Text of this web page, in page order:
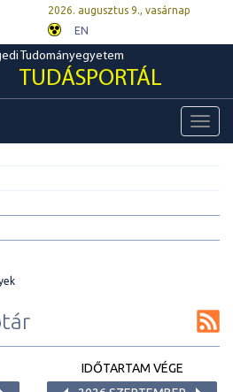
2026. augusztus 9., vasárnap
EN
Tudományegyetem
TUDÁSPORTÁL
IDŐTARTAM VÉGE